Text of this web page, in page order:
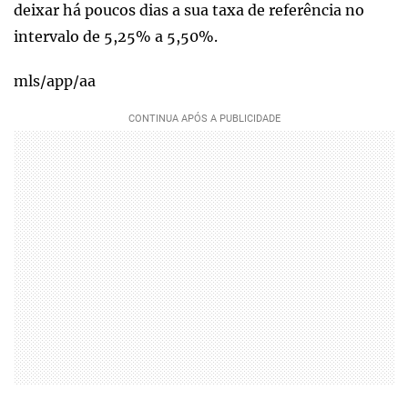
deixar há poucos dias a sua taxa de referência no
intervalo de 5,25% a 5,50%.
mls/app/aa